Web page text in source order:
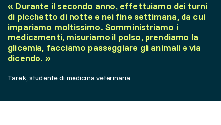
« Durante il secondo anno, effettuiamo dei turni
di picchetto di notte e nei fine settimana, da cui
impariamo moltissimo. Somministriamo i
medicamenti, misuriamo il polso, prendiamo la
glicemia, facciamo passeggiare gli animali e via
dicendo. »
Tarek, studente di medicina veterinaria